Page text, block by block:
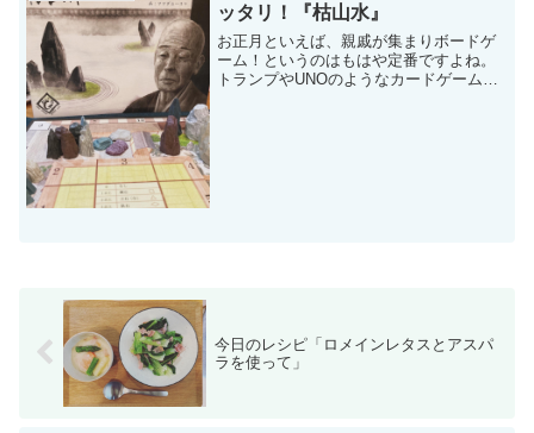
ッタリ！『枯山水』
お正月といえば、親戚が集まりボードゲ
ーム！というのはもはや定番ですよね。
トランプやUNOのようなカードゲームか
今日のレシピ「ロメインレタスとアスパ
ラを使って」